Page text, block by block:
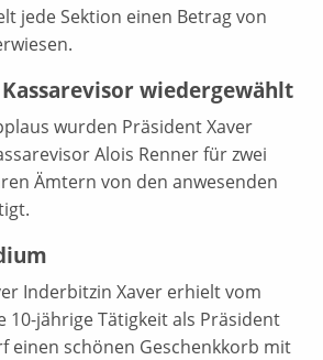
jede Sektion einen Betrag von
wiedergewählt
wurden Präsident Xaver
Alois Renner für zwei
Ämtern von den anwesenden
Inderbitzin Xaver erhielt vom
10-jährige Tätigkeit als Präsident
einen schönen Geschenkkorb mit